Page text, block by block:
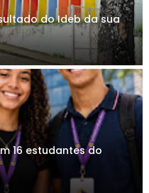
do Ideb da sua
16 estudantes do